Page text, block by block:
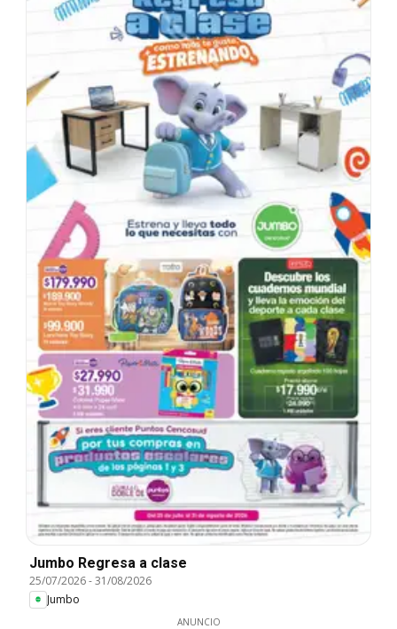
Jumbo Regresa a clase
25/07/2026-31/08/2026
Jumbo
ANUNCIO